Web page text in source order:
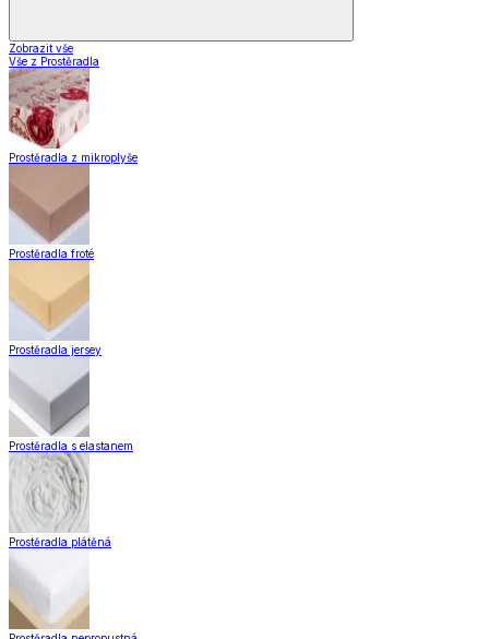
Zobrazit vše
Vše z Prostěradla
Prostěradla z mikroplyše
Prostěradla froté
Prostěradla jersey
Prostěradla s elastanem
Prostěradla plátěná